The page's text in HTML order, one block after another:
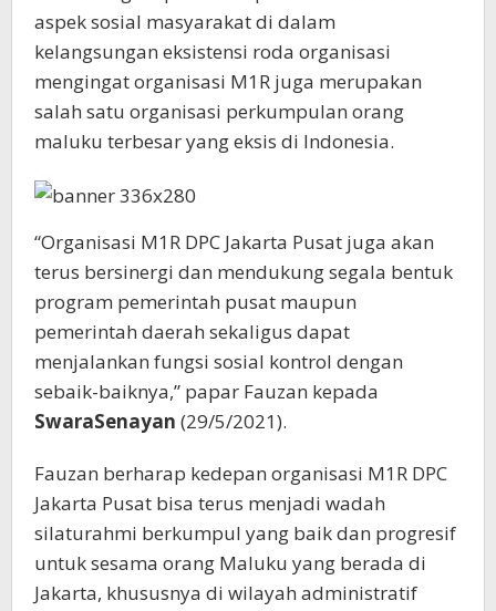
aspek sosial masyarakat di dalam
kelangsungan eksistensi roda organisasi
mengingat organisasi M1R juga merupakan
salah satu organisasi perkumpulan orang
maluku terbesar yang eksis di Indonesia.
“Organisasi M1R DPC Jakarta Pusat juga akan
terus bersinergi dan mendukung segala bentuk
program pemerintah pusat maupun
pemerintah daerah sekaligus dapat
menjalankan fungsi sosial kontrol dengan
sebaik-baiknya,” papar Fauzan kepada
SwaraSenayan (29/5/2021).
Fauzan berharap kedepan organisasi M1R DPC
Jakarta Pusat bisa terus menjadi wadah
silaturahmi berkumpul yang baik dan progresif
untuk sesama orang Maluku yang berada di
Jakarta, khususnya di wilayah administratif